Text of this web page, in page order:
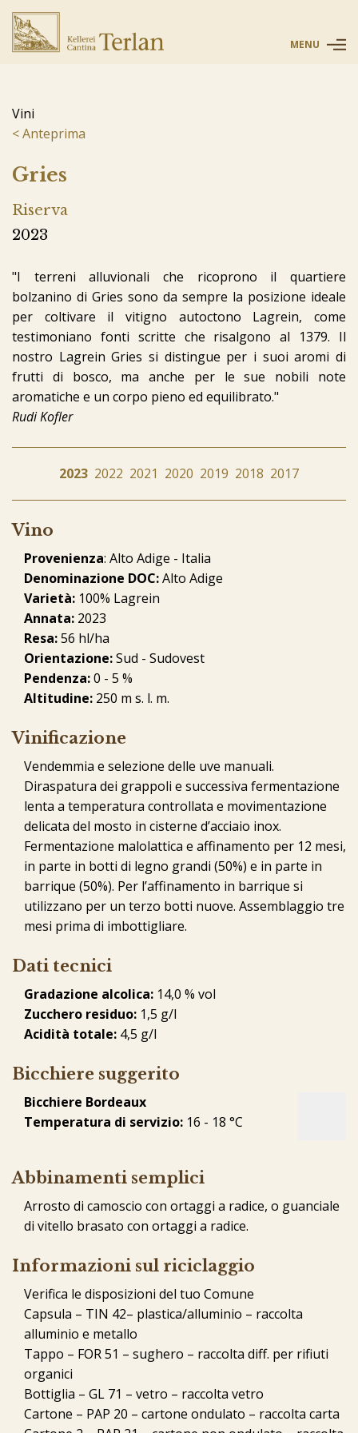
MENU
Vini
Anteprima
Gries
Riserva
2023
"I terreni alluvionali che ricoprono il quartiere
bolzanino di Gries sono da sempre la posizione ideale
per coltivare il vitigno autoctono Lagrein, come
testimoniano fonti scritte che risalgono al 1379. Il
nostro Lagrein Gries si distingue per i suoi aromi di
frutti di bosco, ma anche per le sue nobili note
aromatiche e un corpo pieno ed equilibrato."
Rudi Kofler
2023 2022 2021 2020 2019 2018 2017
Vino
Provenienza: Alto Adige - Italia
Denominazione DOC:Alto Adige
Varietà: 100% Lagrein
Annata: 2023
Resa:56 hl/ha
Orientazione:Sud - Sudovest
Pendenza:0 - 5 %
Altitudine: 250 m s. l. m.
Vinificazione
Vendemmia e selezione delle uve manuali.
Diraspatura dei grappoli e successiva fermentazione
lenta a temperatura controllata e movimentazione
delicata del mosto in cisterne d’acciaio inox.
Fermentazione malolattica e affinamento per 12 mesi,
in parte in botti di legno grandi (50%) e in parte in
barrique (50%). Per l’affinamento in barrique si
utilizzano per un terzo botti nuove. Assemblaggio tre
mesi prima di imbottigliare.
Dati tecnici
Gradazione alcolica: 14,0 % vol
Zucchero residuo: 1,5 g/l
Acidità totale: 4,5 g/l
Bicchiere suggerito
Bicchiere Bordeaux
Temperatura di servizio: 16 - 18 °C
Abbinamenti semplici
Arrosto di camoscio con ortaggi a radice, o guanciale
di vitello brasato con ortaggi a radice.
Informazioni sul riciclaggio
Verifica le disposizioni del tuo Comune
Capsula – TIN 42– plastica/alluminio – raccolta
alluminio e metallo
Tappo – FOR 51 – sughero – raccolta diff. per rifiuti
organici
Bottiglia – GL 71 – vetro – raccolta vetro
Cartone – PAP 20 – cartone ondulato – raccolta carta